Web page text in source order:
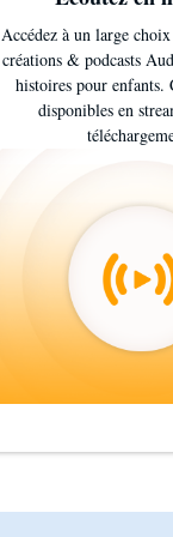
Accédez à un large
créations & podcasts
histoires pour enfants.
disponibles en